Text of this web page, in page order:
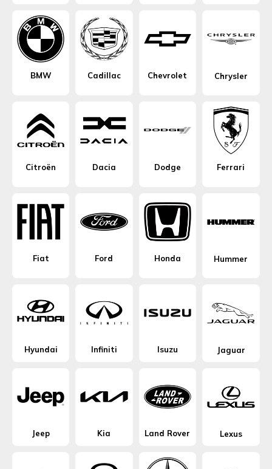
BMW Cadillac Chevrolet Chrysler
Citroën Dacia Dodge Ferrari
Fiat Ford Honda Hummer
Hyundai Infiniti Isuzu Jaguar
Jeep Kia Land Rover Lexus